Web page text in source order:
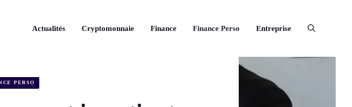
Actualités Cryptomonnaie Finance Finance Perso Entreprise
PERSO